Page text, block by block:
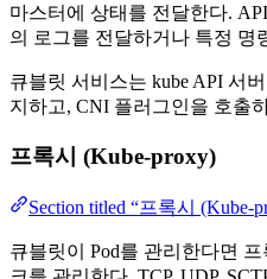
마스터에 상태를 전달한다.
의 로그를 전달하거나 특정 명
큐블릿 서비스는 kube API 서
지하고, CNI 플러그인을 호출
프록시 (Kube-proxy)
Section titled “프록시 (Kube-
큐블릿이 Pod를 관리한다면